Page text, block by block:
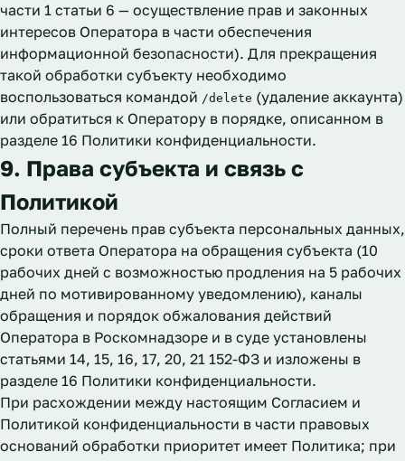
части 1 статьи 6 — осуществление прав и законных
интересов Оператора в части обеспечения
информационной безопасности). Для прекращения
такой обработки субъекту необходимо
воспользоваться командой /delete (удаление аккаунта)
или обратиться к Оператору в порядке, описанном в
разделе 16 Политики конфиденциальности.
9. Права субъекта и связь с
Политикой
Полный перечень прав субъекта персональных данных,
сроки ответа Оператора на обращения субъекта (10
рабочих дней с возможностью продления на 5 рабочих
дней по мотивированному уведомлению), каналы
обращения и порядок обжалования действий
Оператора в Роскомнадзоре и в суде установлены
статьями 14, 15, 16, 17, 20, 21 152-ФЗ и изложены в
разделе 16 Политики конфиденциальности.
При расхождении между настоящим Согласием и
Политикой конфиденциальности в части правовых
оснований обработки приоритет имеет Политика; при